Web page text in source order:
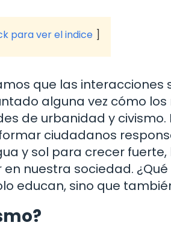
para ver el indice
que las interacciones
alguna vez cómo
de urbanidad y civismo.
ciudadanos
y sol para crecer
nuestra sociedad.
educan, sino que